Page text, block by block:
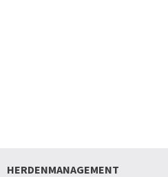
HERDENMANAGEMENT